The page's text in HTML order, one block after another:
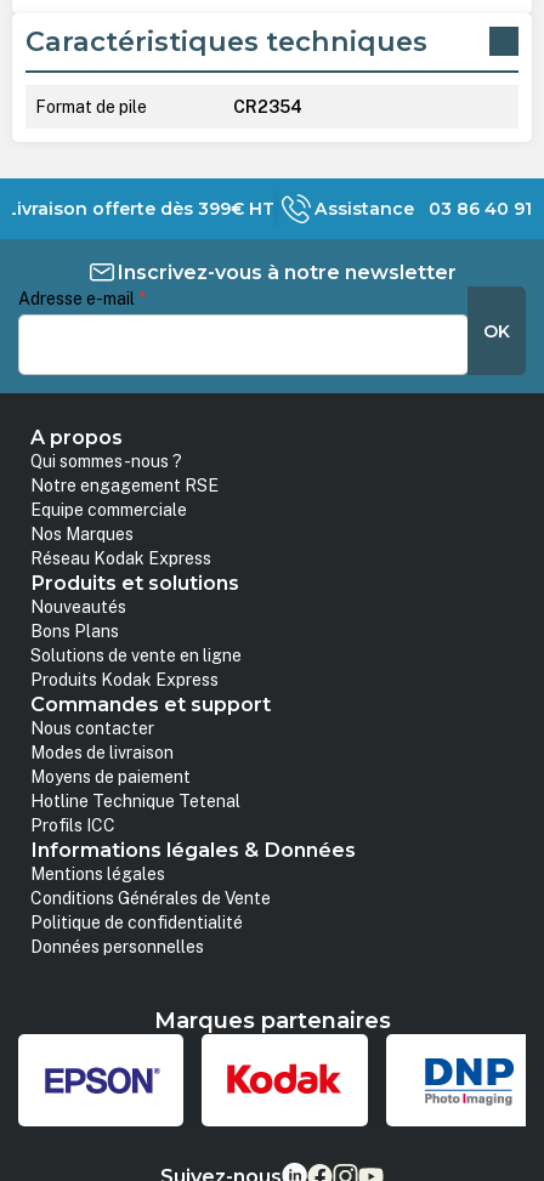
Caractéristiques techniques
Format de pile CR2354
Livraison offerte dès 399€ HT Assistance 03 86 40 91
Inscrivez-vous à notre newsletter
Adresse e-mail *
OK
A propos
Qui sommes-nous ?
Notre engagement RSE
Equipe commerciale
Nos Marques
Réseau Kodak Express
Produits et solutions
Nouveautés
Bons Plans
Solutions de vente en ligne
Produits Kodak Express
Commandes et support
Nous contacter
Modes de livraison
Moyens de paiement
Hotline Technique Tetenal
Profils ICC
Informations légales & Données
Mentions légales
Conditions Générales de Vente
Politique de confidentialité
Données personnelles
Marques partenaires
Suivez-nous